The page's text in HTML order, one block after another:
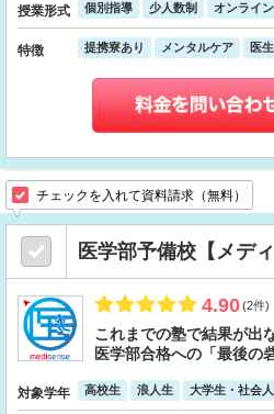
授業形式 個別指導 少人数制 オンライン
特徴 提携寮あり メンタルケア 医
チェックを入れて資料請求（無料）
医学部予備校【メディ
4.90(2件)
これまでの塾で結果が出
医学部合格への「最後の
対象学年 高校生 浪人生 大学生・社会人